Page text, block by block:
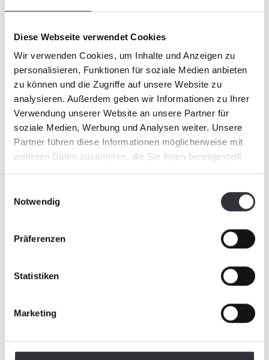
Diese Webseite verwendet Cookies
Wir verwenden Cookies, um Inhalte und Anzeigen zu
personalisieren, Funktionen für soziale Medien anbieten
zu können und die Zugriffe auf unsere Website zu
analysieren. Außerdem geben wir Informationen zu Ihrer
Verwendung unserer Website an unsere Partner für
soziale Medien, Werbung und Analysen weiter. Unsere
Partner führen diese Informationen möglicherweise mit
weiteren Daten zusammen, die Sie ihnen bereitgestellt
Notwendig
Präferenzen
Statistiken
Marketing
Type: application/pdf
Taille du fichier: 3.60 MB